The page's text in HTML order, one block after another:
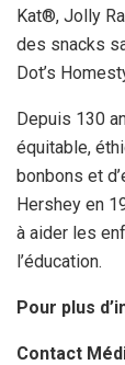
Kat®, Jolly
des snacks
Dot’s
Depuis 130
équitable,
bonbons et
Hershey en
à aider les
l’éducation.
Pour plus
Contact